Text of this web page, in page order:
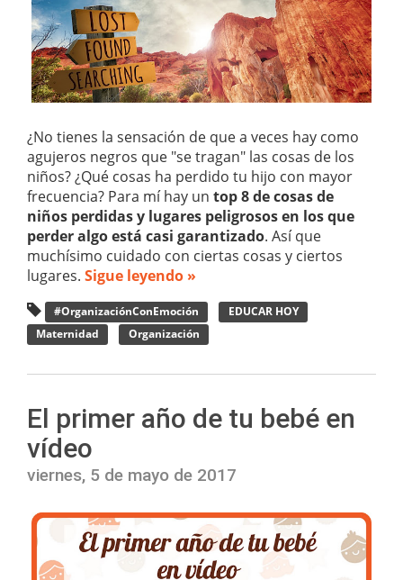
¿No tienes la sensación de que a veces hay como
agujeros negros que "se tragan" las cosas de los
niños? ¿Qué cosas ha perdido tu hijo con mayor
frecuencia? Para mí hay un top 8 de cosas de
niños perdidas y lugares peligrosos en los que
perder algo está casi garantizado. Así que
muchísimo cuidado con ciertas cosas y ciertos
lugares. Sigue leyendo »
#OrganizaciónConEmoción
EDUCAR HOY
Maternidad
Organización
El primer año de tu bebé en
vídeo
viernes, 5 de mayo de 2017